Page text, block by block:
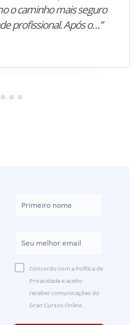
o caminho mais seguro
profissional. Após o…”
Concordo com a Política de
Privacidade e aceito
receber comunicações do
Gran Cursos Online.